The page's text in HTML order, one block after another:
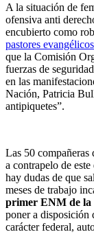
A la situación de
ofensiva anti
encubierto como
pastores
que la Comisión
fuerzas de
en las
Nación, Patricia
antipiquetes”.
Las 50
a contrapelo de
hay dudas de que
meses de trabajo
primer ENM de
poner a disposición
carácter federal,